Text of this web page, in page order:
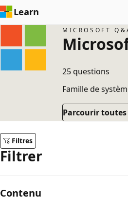
Learn
MICROSOFT
25 questions
Famille de
Parcourir
Filtres
Filtrer
Contenu